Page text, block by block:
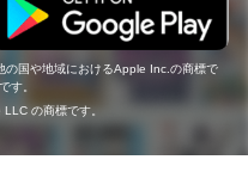
国や地域におけるApple Inc.の商標で
す。
の商標です。